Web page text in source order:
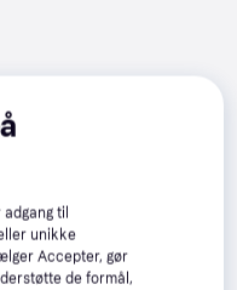
til
unikke
Accepter, gør
de formål,